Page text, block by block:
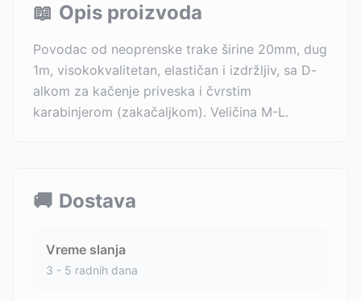
📖 Opis proizvoda
Povodac od neoprenske trake širine 20mm, dug
1m, visokokvalitetan, elastičan i izdržljiv, sa D-
alkom za kačenje priveska i čvrstim
karabinjerom (zakačaljkom). Veličina M-L.
🚚 Dostava
Vreme slanja
3 - 5 radnih dana